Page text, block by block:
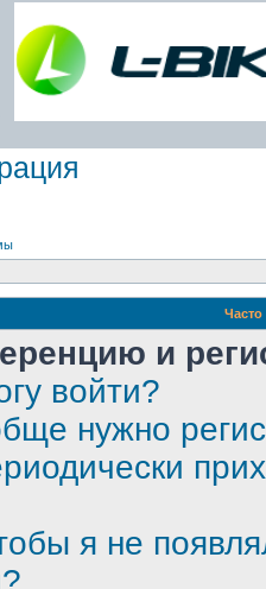
и
войти?
нужно
я не